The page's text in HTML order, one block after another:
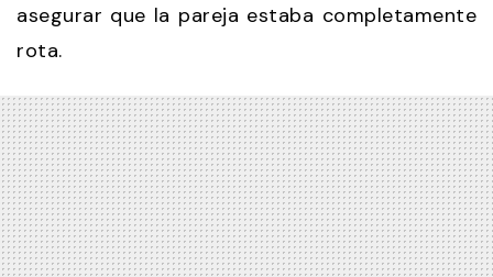
asegurar que la pareja estaba completamente
rota.